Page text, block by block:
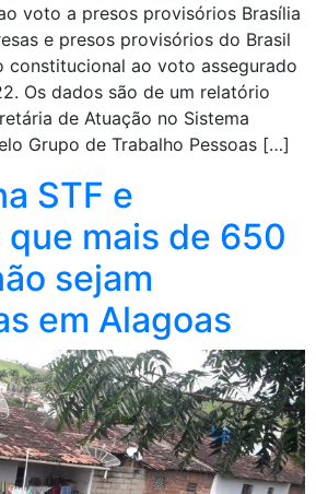
voto a presos provisórios Brasília
e presos provisórios do Brasil
constitucional ao voto assegurado
Os dados são de um relatório
de Atuação no Sistema
Grupo de Trabalho Pessoas […]
STF e
mais de 650
sejam
em Alagoas